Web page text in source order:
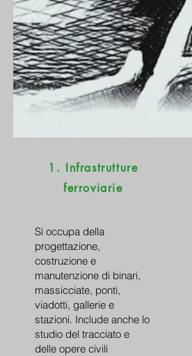
1. Infrastrutture
ferroviarie
Si occupa della
progettazione,
costruzione e
manutenzione di binari,
massicciate, ponti,
viadotti, gallerie e
stazioni. Include anche lo
studio del tracciato e
delle opere civili